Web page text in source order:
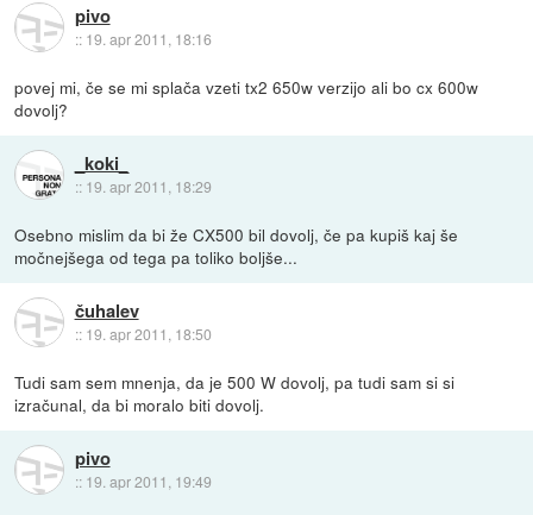
pivo
:: 19. apr 2011, 18:16
povej mi, če se mi splača vzeti tx2 650w verzijo ali bo cx 600w
dovolj?
_koki_
:: 19. apr 2011, 18:29
Osebno mislim da bi že CX500 bil dovolj, če pa kupiš kaj še
močnejšega od tega pa toliko boljše...
čuhalev
:: 19. apr 2011, 18:50
Tudi sam sem mnenja, da je 500 W dovolj, pa tudi sam si si
izračunal, da bi moralo biti dovolj.
pivo
:: 19. apr 2011, 19:49